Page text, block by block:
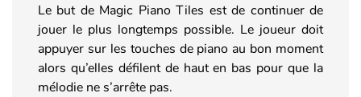
Le but de Magic Piano Tiles est de continuer de
jouer le plus longtemps possible. Le joueur doit
appuyer sur les touches de piano au bon moment
alors qu’elles défilent de haut en bas pour que la
mélodie ne s’arrête pas.